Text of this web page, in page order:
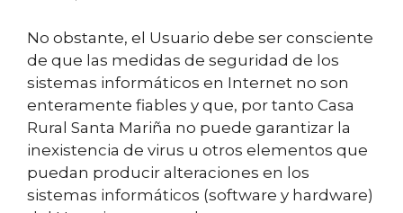
No obstante, el Usuario debe ser consciente
de que las medidas de seguridad de los
sistemas informáticos en Internet no son
enteramente fiables y que, por tanto Casa
Rural Santa Mariña no puede garantizar la
inexistencia de virus u otros elementos que
puedan producir alteraciones en los
sistemas informáticos (software y hardware)